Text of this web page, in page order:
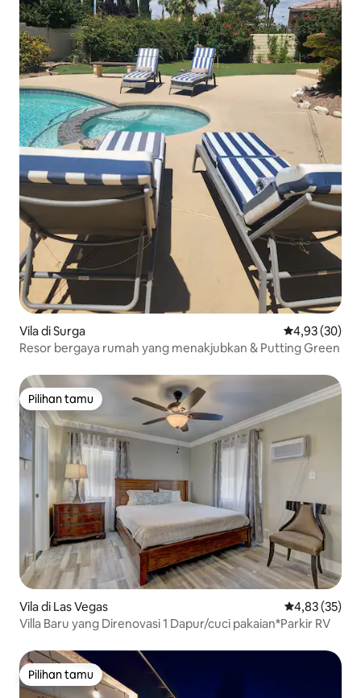
Vila di Surga Nilai rata-rata
4,93 (30)
Resor bergaya rumah yang menakjubkan & Putting Green
Pilihan tamu
Pilihan tamu
Vila di Las Vegas Nilai rata-rata
4,83 (35)
Villa Baru yang Direnovasi 1 Dapur/cuci pakaian*Parkir RV
Pilihan tamu
Pilihan tamu